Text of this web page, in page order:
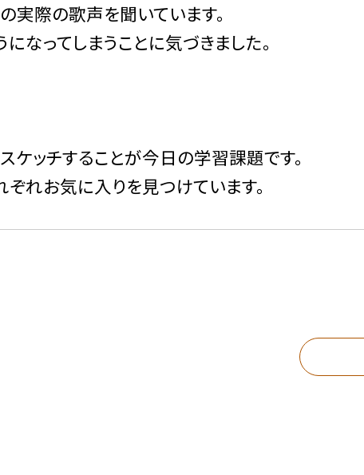
実際の歌声を聞いています。
なってしまうことに気づきました。
ケッチすることが今日の学習課題です。
れお気に入りを見つけています。